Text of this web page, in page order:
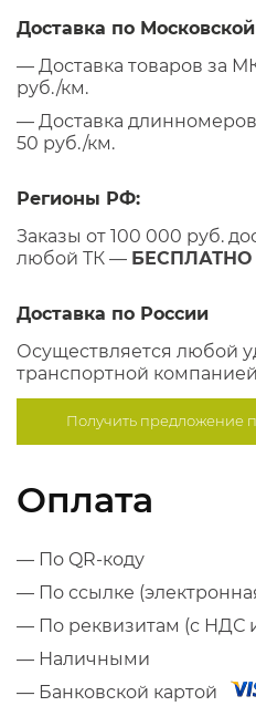
Доставка по
— Доставка товаров за
руб./км.
— Доставка
50 руб./км.
Регионы РФ:
Заказы от 100 000 руб.
любой ТК — БЕСПЛАТНО
Доставка по России
Осуществляется любой
транспортной компанией
Получить предложение
Оплата
— По QR-коду
— По ссылке
— По реквизитам (с НДС
— Наличными
— Банковской картой